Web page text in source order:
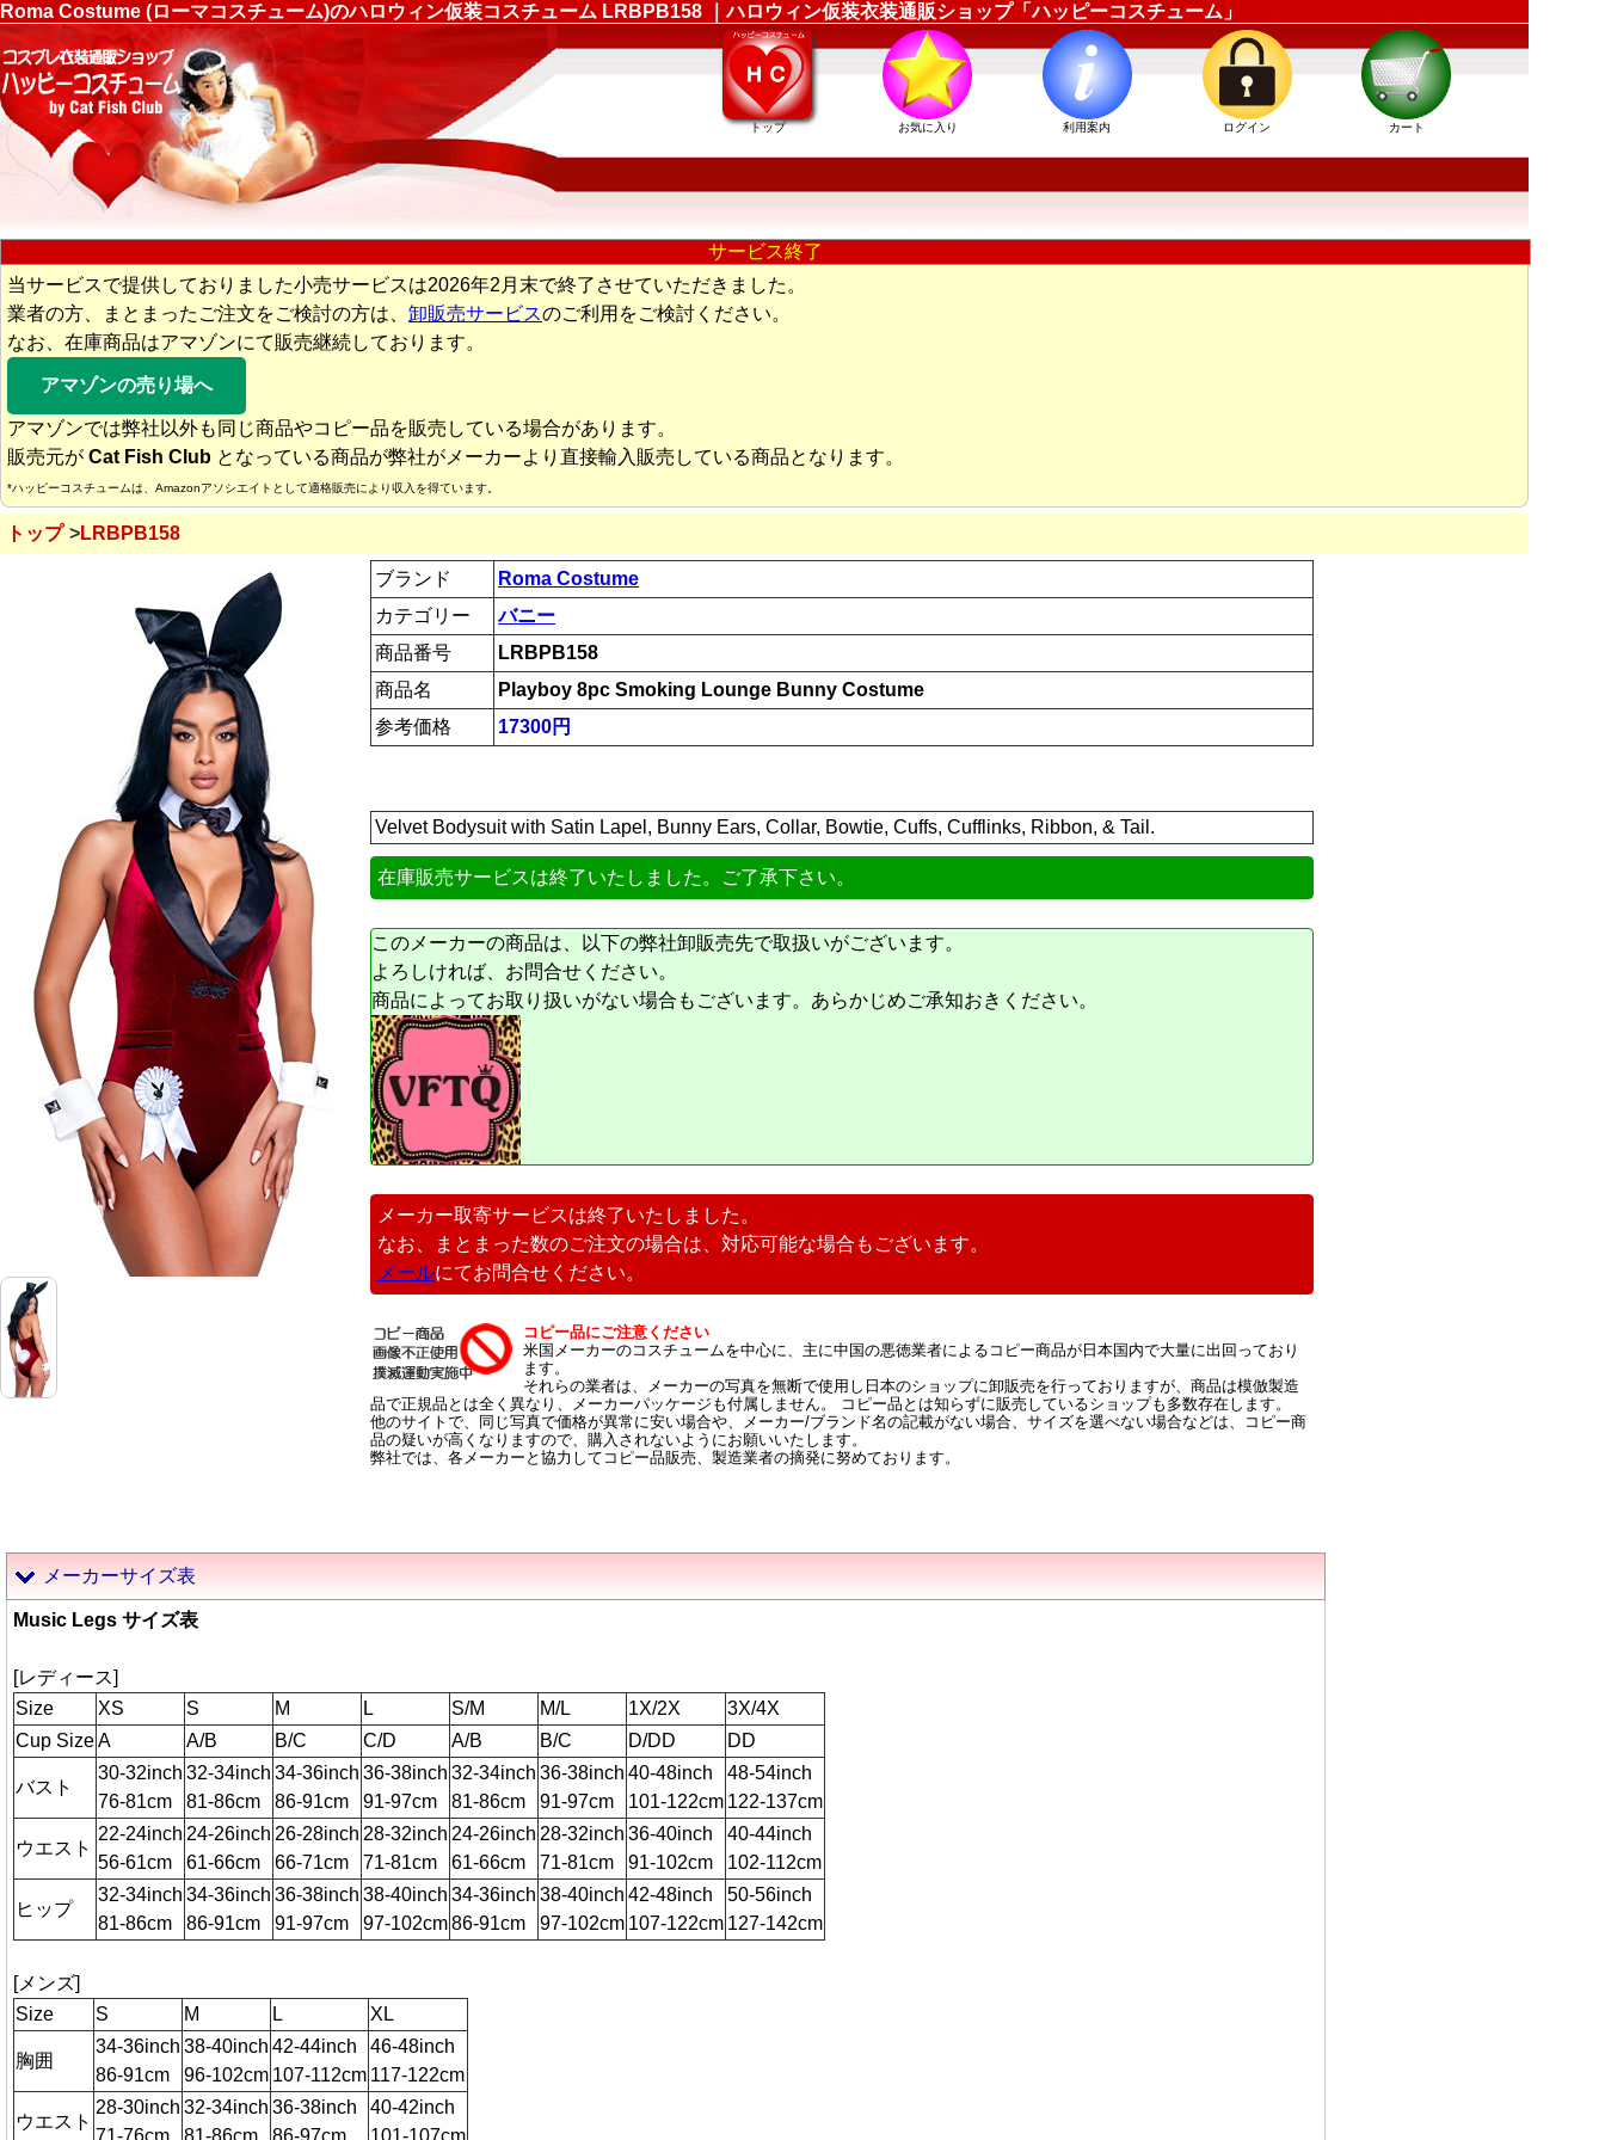
Roma Costume (ローマコスチューム)のハロウィン仮装コスチューム LRBPB158 ｜ハロウィン仮装衣装通販ショップ「ハッピーコスチューム」
トップ お気に入り 利用案内 ログイン カート
サービス終了
当サービスで提供しておりました小売サービスは2026年2月末で終了させていただきました。
業者の方、まとまったご注文をご検討の方は、 卸販売サービスのご利用をご検討ください。
なお、在庫商品はアマゾンにて販売継続しております。
アマゾンの売り場へ
アマゾンでは弊社以外も同じ商品やコピー品を販売している場合があります。
販売元が Cat Fish Club となっている商品が弊社がメーカーより直接輸入販売している商品となります。
*ハッピーコスチュームは、Amazonアソシエイトとして適格販売により収入を得ています。
トップ LRBPB158
ブランド
Roma Costume
カテゴリー
バニー
商品番号
LRBPB158
商品名
Playboy 8pc Smoking Lounge Bunny Costume
参考価格
17300円
Velvet Bodysuit with Satin Lapel, Bunny Ears, Collar, Bowtie, Cuffs, Cufflinks, Ribbon, & Tail.
在庫販売サービスは終了いたしました。ご了承下さい。
このメーカーの商品は、以下の弊社卸販売先で取扱いがございます。
よろしければ、お問合せください。
商品によってお取り扱いがない場合もございます。あらかじめご承知おきください。
メーカー取寄サービスは終了いたしました。
なお、まとまった数のご注文の場合は、対応可能な場合もございます。
メールにてお問合せください。
コピー品にご注意ください
米国メーカーのコスチュームを中心に、主に中国の悪徳業者によるコピー商品が日本国内で大量に出回っており
ます。
それらの業者は、メーカーの写真を無断で使用し日本のショップに卸販売を行っておりますが、商品は模倣製造
品で正規品とは全く異なり、メーカーパッケージも付属しません。 コピー品とは知らずに販売しているショップも多数存在します。
他のサイトで、同じ写真で価格が異常に安い場合や、メーカー/ブランド名の記載がない場合、サイズを選べない場合などは、コピー商
品の疑いが高くなりますので、購入されないようにお願いいたします。
弊社では、各メーカーと協力してコピー品販売、製造業者の摘発に努めております。
メーカーサイズ表
Music Legs サイズ表
[レディース]
Size
XS S M L S/M M/L 1X/2X
3X/4X
Cup SizeA A/B B/C C/D A/B B/C D/DD DD
バスト
30-32inch
76-81cm
32-34inch
81-86cm
34-36inch
86-91cm
36-38inch
91-97cm
32-34inch
81-86cm
36-38inch
91-97cm
40-48inch
101-122cm
48-54inch
122-137cm
ウエスト
22-24inch
56-61cm
24-26inch
61-66cm
26-28inch
66-71cm
28-32inch
71-81cm
24-26inch
61-66cm
28-32inch
71-81cm
36-40inch
91-102cm
40-44inch
102-112cm
ヒップ
32-34inch
81-86cm
34-36inch
86-91cm
36-38inch
91-97cm
38-40inch
97-102cm
34-36inch
86-91cm
38-40inch
97-102cm
42-48inch
107-122cm
50-56inch
127-142cm
[メンズ]
Size
S M L XL
胸囲
34-36inch
86-91cm
38-40inch
96-102cm
42-44inch
107-112cm
46-48inch
117-122cm
ウエスト
28-30inch
71-76cm
32-34inch
81-86cm
36-38inch
86-97cm
40-42inch
101-107cm